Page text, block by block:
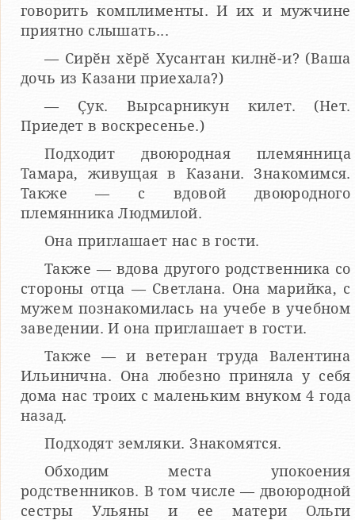
говорить комплименты. И их и мужчине
приятно слышать...
— Сирӗн хӗрӗ Хусантан килнӗ-и? (Ваша
дочь из Казани приехала?)
— Ҫук. Вырсарникун килет. (Нет.
Приедет в воскресенье.)
Подходит двоюродная племянница
Тамара, живущая в Казани. Знакомимся.
Также — с вдовой двоюродного
племянника Людмилой.
Она приглашает нас в гости.
Также — вдова другого родственника со
стороны отца — Светлана. Она марийка, с
мужем познакомилась на учебе в учебном
заведении. И она приглашает в гости.
Также — и ветеран труда Валентина
Ильинична. Она любезно приняла у себя
дома нас троих с маленьким внуком 4 года
назад.
Подходят земляки. Знакомятся.
Обходим места упокоения
родственников. В том числе — двоюродной
сестры Ульяны и ее матери Ольги